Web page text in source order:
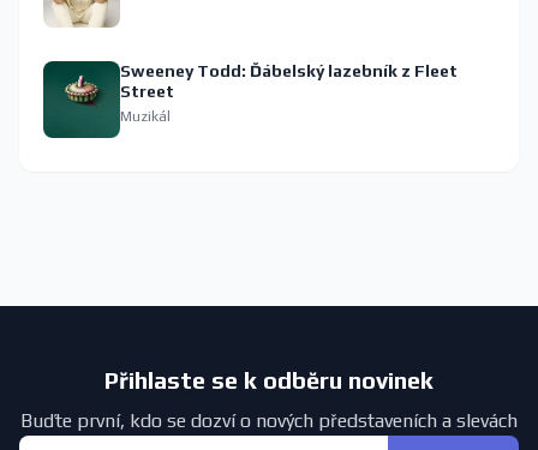
Sweeney Todd: Ďábelský lazebník z Fleet
Street
Muzikál
Přihlaste se k odběru novinek
Buďte první, kdo se dozví o nových představeních a slevách